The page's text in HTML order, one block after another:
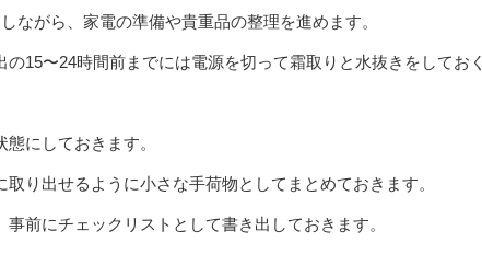
ながら、家電の準備や貴重品の整理を進めます。
15〜24時間前までには電源を切って霜取りと水抜きをしておく
にしておきます。
り出せるように小さな手荷物としてまとめておきます。
前にチェックリストとして書き出しておきます。